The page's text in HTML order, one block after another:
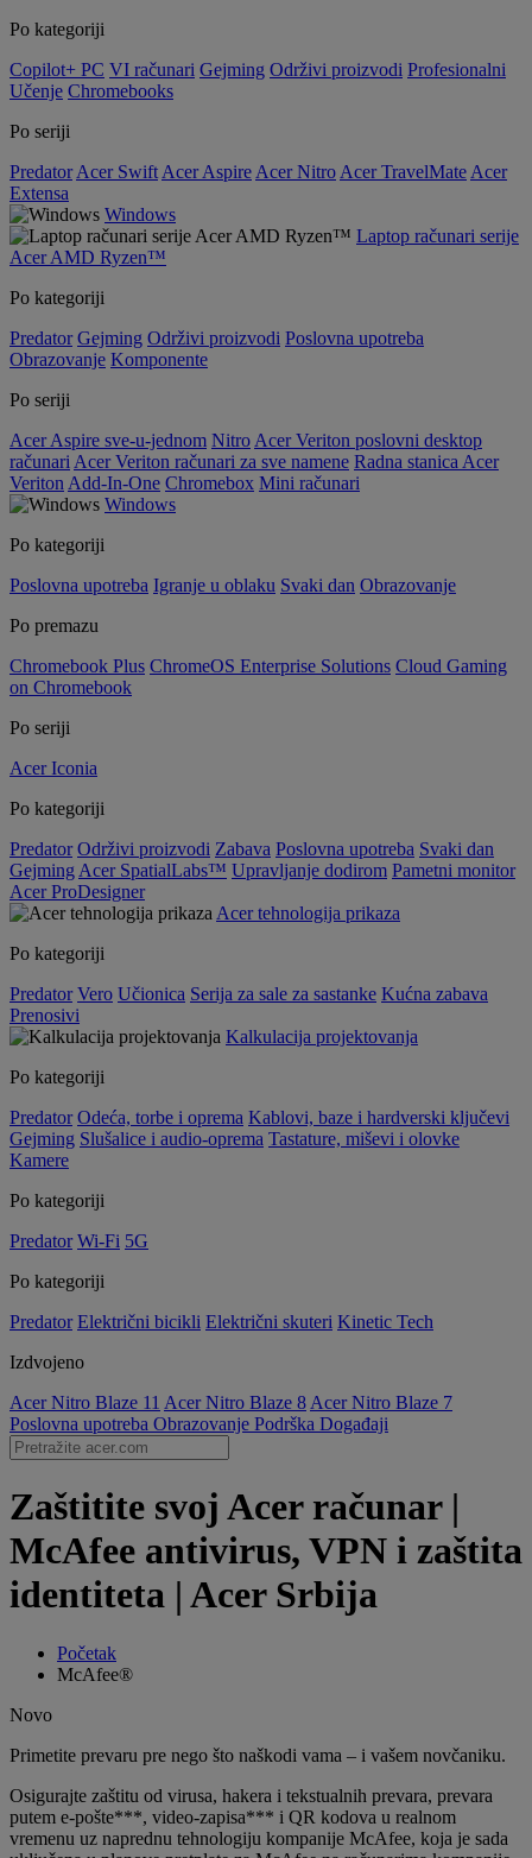
Po kategoriji
Copilot+ PC VI računari Gejming Održivi proizvodi Profesionalni
Učenje Chromebooks
Po seriji
Predator Acer Swift Acer Aspire Acer Nitro Acer TravelMate Acer
Extensa
Windows
Laptop računari serije
Acer AMD Ryzen™
Po kategoriji
Predator Gejming Održivi proizvodi Poslovna upotreba
Obrazovanje Komponente
Po seriji
Acer Aspire sve-u-jednom Nitro Acer Veriton poslovni desktop
računari Acer Veriton računari za sve namene Radna stanica Acer
Veriton Add-In-One Chromebox Mini računari
Windows
Po kategoriji
Poslovna upotreba Igranje u oblaku Svaki dan Obrazovanje
Po premazu
Chromebook Plus ChromeOS Enterprise Solutions Cloud Gaming
on Chromebook
Po seriji
Acer Iconia
Po kategoriji
Predator Održivi proizvodi Zabava Poslovna upotreba Svaki dan
Gejming Acer SpatialLabs™ Upravljanje dodirom Pametni monitor
Acer ProDesigner
Acer tehnologija prikaza
Po kategoriji
Predator Vero Učionica Serija za sale za sastanke Kućna zabava
Prenosivi
Kalkulacija projektovanja
Po kategoriji
Predator Odeća, torbe i oprema Kablovi, baze i hardverski ključevi
Gejming Slušalice i audio-oprema Tastature, miševi i olovke
Kamere
Po kategoriji
Predator Wi-Fi 5G
Po kategoriji
Predator Električni bicikli Električni skuteri Kinetic Tech
Izdvojeno
Acer Nitro Blaze 11 Acer Nitro Blaze 8 Acer Nitro Blaze 7
Poslovna upotreba Obrazovanje Podrška Događaji
Zaštitite svoj Acer računar |
McAfee antivirus, VPN i zaštita
identiteta | Acer Srbija
Početak
McAfee®
Novo
Primetite prevaru pre nego što naškodi vama – i vašem novčaniku.
Osigurajte zaštitu od virusa, hakera i tekstualnih prevara, prevara
putem e-pošte***, video-zapisa*** i QR kodova u realnom
vremenu uz naprednu tehnologiju kompanije McAfee, koja je sada